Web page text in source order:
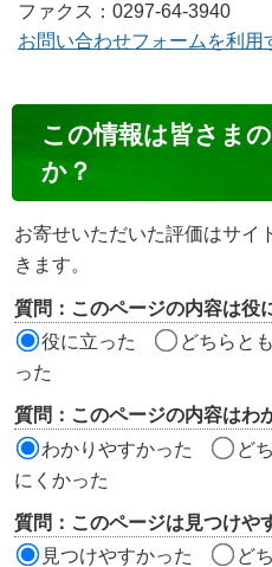
ファクス：0297-64-3940
お問い合わせフォームを利用
ン
ン
ツ
評
価
ア
この情報は皆さま
か？
お寄せいただいた評価はサイ
きます。
質問：このページの内容は役
役に立った
どちらと
った
質問：このページの内容はわ
わかりやすかった
ど
にくかった
質問：このページは見つけや
見つけやすかった
ど